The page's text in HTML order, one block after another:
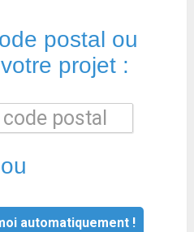
postal ou
projet :
ou
automatiquement !